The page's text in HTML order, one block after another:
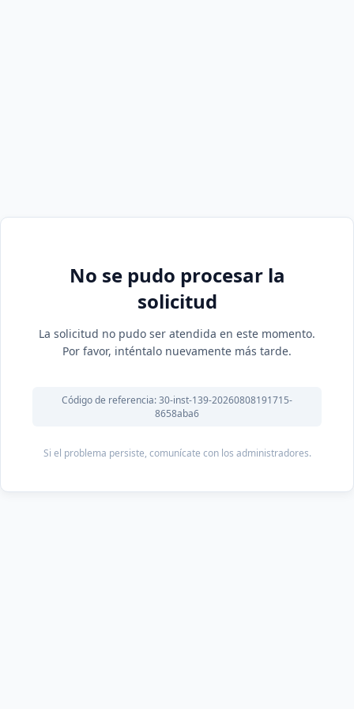
No se pudo procesar la
solicitud
La solicitud no pudo ser atendida en este momento.
Por favor, inténtalo nuevamente más tarde.
Código de referencia: 30-inst-139-20260808191715-
8658aba6
Si el problema persiste, comunícate con los administradores.